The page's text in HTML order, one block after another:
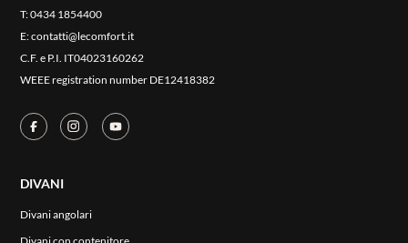
T:0434 1854400
E:contatti@lecomfort.it
C.F. e P.I. IT04023160262
WEEE registration number DE12418382
DIVANI
Divani angolari